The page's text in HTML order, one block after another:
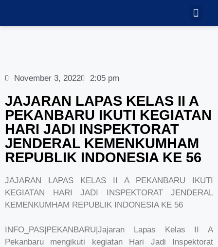
November 3, 2022 2:05 pm
JAJARAN LAPAS KELAS II A
PEKANBARU IKUTI KEGIATAN
HARI JADI INSPEKTORAT
JENDERAL KEMENKUMHAM
REPUBLIK INDONESIA KE 56
JAJARAN LAPAS KELAS II A PEKANBARU IKUTI
KEGIATAN HARI JADI INSPEKTORAT JENDERAL
KEMENKUMHAM REPUBLIK INDONESIA KE 56
INFO_PAS|PEKANBARU|Jajaran Lapas Kelas II A
Pekanbaru mengikuti kegiatan Hari Jadi Inspektorat